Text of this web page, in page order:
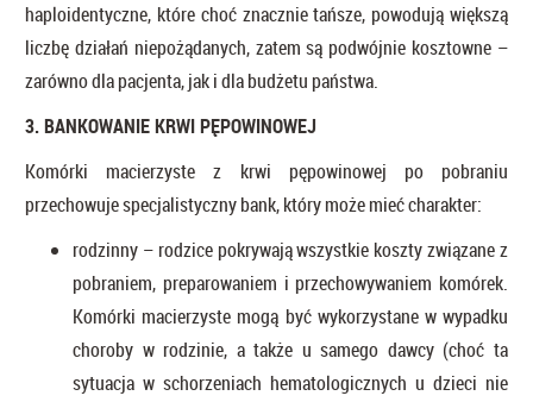
haploidentyczne, które choć znacznie tańsze, powodują większą
liczbę działań niepożądanych, zatem są podwójnie kosztowne –
zarówno dla pacjenta, jak i dla budżetu państwa.
3. BANKOWANIE KRWI PĘPOWINOWEJ
Komórki macierzyste z krwi pępowinowej po pobraniu
przechowuje specjalistyczny bank, który może mieć charakter:
rodzinny – rodzice pokrywają wszystkie koszty związane z
pobraniem, preparowaniem i przechowywaniem komórek.
Komórki macierzyste mogą być wykorzystane w wypadku
choroby w rodzinie, a także u samego dawcy (choć ta
sytuacja w schorzeniach hematologicznych u dzieci nie